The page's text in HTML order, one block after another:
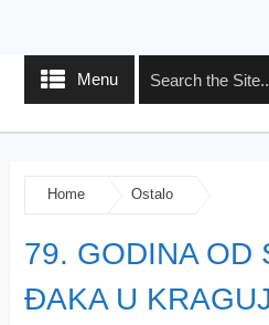
Menu
Home Ostalo
79. GODINA OD
ĐAKA U